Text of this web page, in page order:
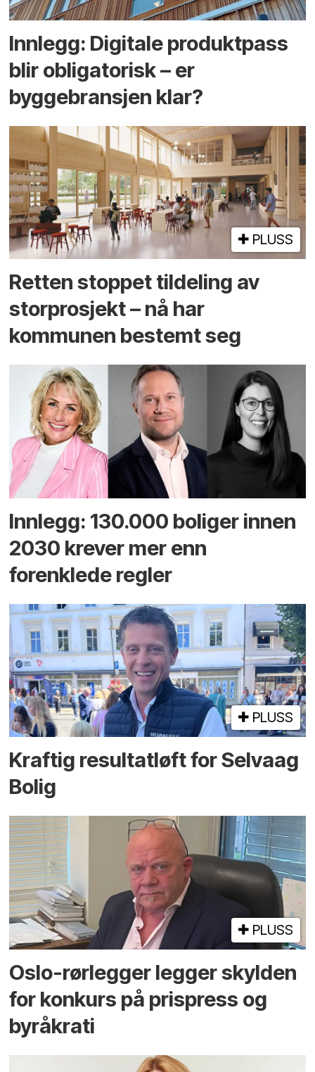
Innlegg: Digitale produktpass
blir obligatorisk – er
byggebransjen klar?
PLUSS
Retten stoppet tildeling av
storprosjekt – nå har
kommunen bestemt seg
Innlegg: 130.000 boliger innen
2030 krever mer enn
forenklede regler
PLUSS
Kraftig resultatløft for Selvaag
Bolig
PLUSS
Oslo-rørlegger legger skylden
for konkurs på prispress og
byråkrati